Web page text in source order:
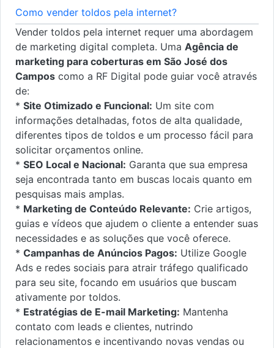
Como vender toldos pela internet?
Vender toldos pela internet requer uma abordagem
de marketing digital completa. Uma Agência de
marketing para coberturas em São José dos
Campos como a RF Digital pode guiar você através
de:
* Site Otimizado e Funcional: Um site com
informações detalhadas, fotos de alta qualidade,
diferentes tipos de toldos e um processo fácil para
solicitar orçamentos online.
* SEO Local e Nacional: Garanta que sua empresa
seja encontrada tanto em buscas locais quanto em
pesquisas mais amplas.
* Marketing de Conteúdo Relevante: Crie artigos,
guias e vídeos que ajudem o cliente a entender suas
necessidades e as soluções que você oferece.
* Campanhas de Anúncios Pagos: Utilize Google
Ads e redes sociais para atrair tráfego qualificado
para seu site, focando em usuários que buscam
ativamente por toldos.
* Estratégias de E-mail Marketing: Mantenha
contato com leads e clientes, nutrindo
relacionamentos e incentivando novas vendas ou